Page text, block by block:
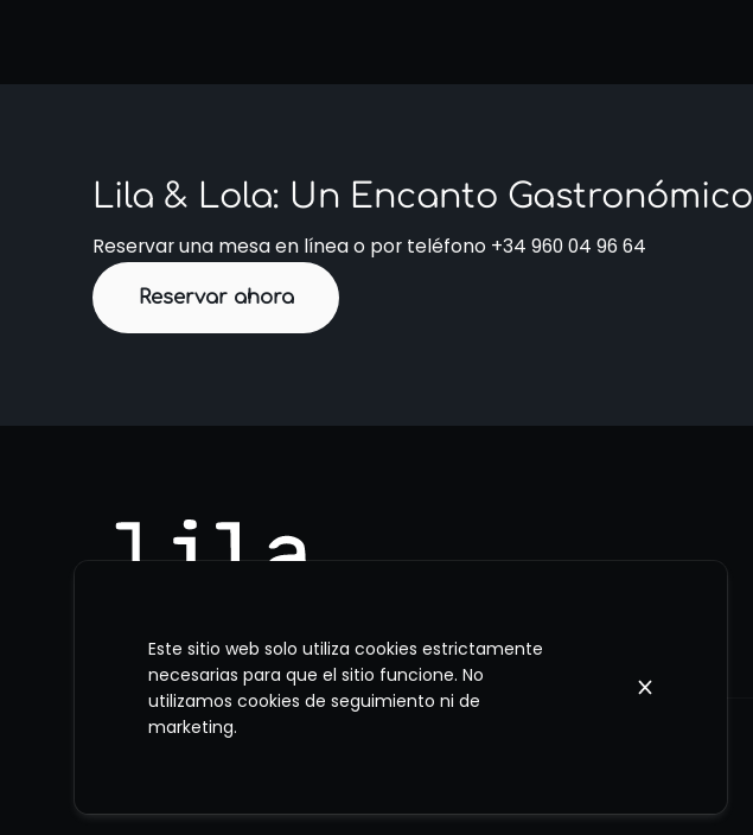
Lila & Lola: Un Encanto Gastronómico
Reservar una mesa en línea o por teléfono +34 960 04 96 64
Reservar ahora
Este sitio web solo utiliza cookies estrictamente
necesarias para que el sitio funcione. No
utilizamos cookies de seguimiento ni de
marketing.